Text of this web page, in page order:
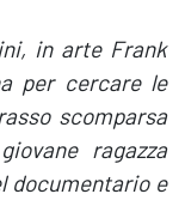
in arte Frank
per cercare le
scomparsa
ragazza
documentario e